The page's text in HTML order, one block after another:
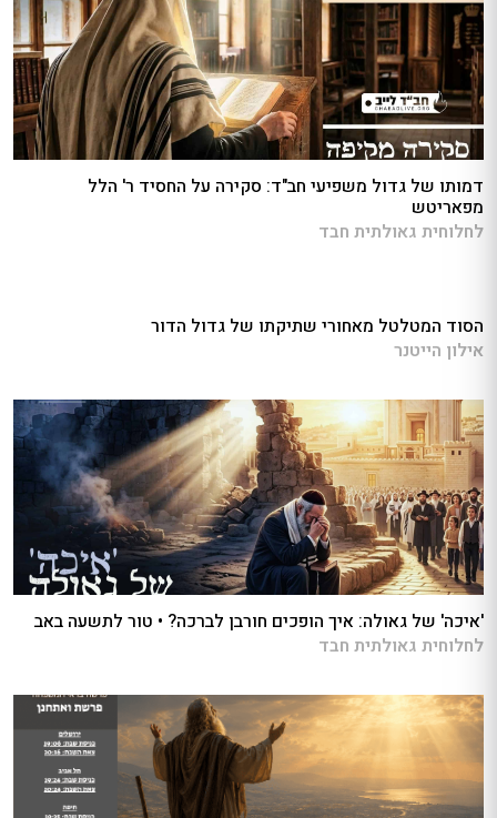
דמותו של גדול משפיעי חב"ד: סקירה על החסיד ר' הלל
מפאריטש
לחלוחית גאולתית חבד
הסוד המטלטל מאחורי שתיקתו של גדול הדור
אילון הייטנר
'איכה' של גאולה: איך הופכים חורבן לברכה? • טור לתשעה באב
לחלוחית גאולתית חבד